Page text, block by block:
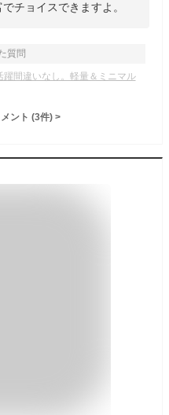
チョイスできますよ。
質問
躍間違いなし。軽量＆ミニマル
ント (3件) >